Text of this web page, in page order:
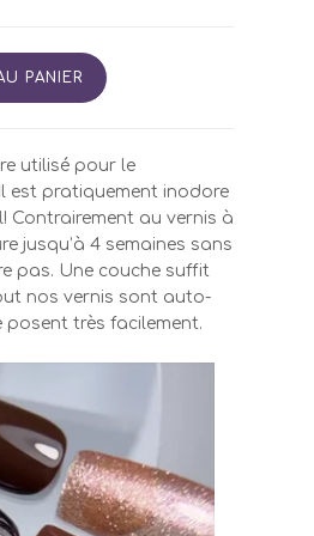
PANIER
utilisé pour le
est pratiquement inodore
Contrairement au vernis à
jusqu’à 4 semaines sans
pas. Une couche suffit
nos vernis sont auto-
posent très facilement.